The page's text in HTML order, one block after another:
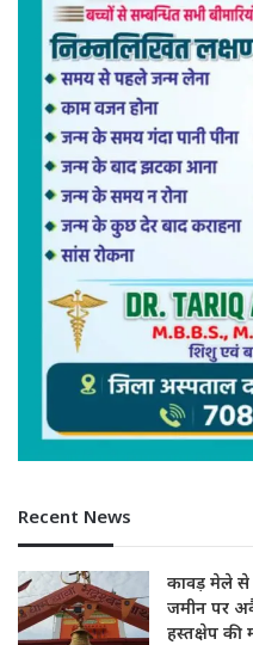
Recent News
कावड़ मेले से
जमीन पर
हस्तक्षेप की